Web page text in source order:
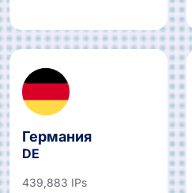
Германия
DE
439,883 IPs